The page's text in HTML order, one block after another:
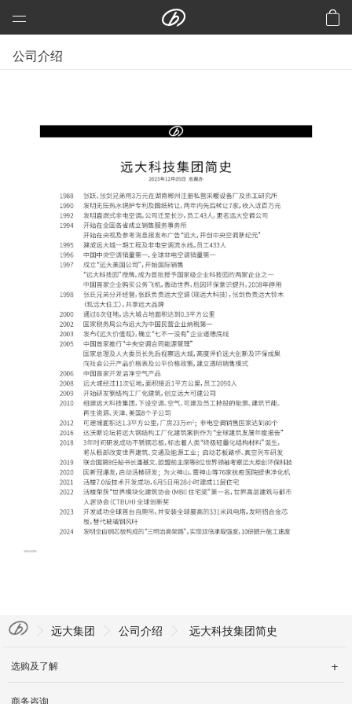
远大科技集团
芯交通
中央空调
洁净空气
合同能源管理
建筑节能改造
加入远大
公司介绍
远大集团 公司介绍 远大科技集团简史
选购及了解 